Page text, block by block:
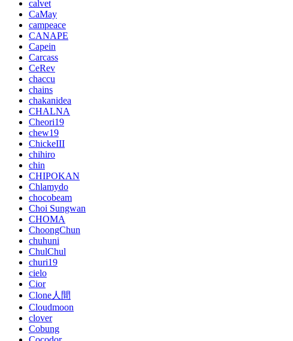
calvet
CaMay
campeace
CANAPE
Capein
Carcass
CeRev
chaccu
chains
chakanidea
CHALNA
Cheori19
chew19
ChickeIII
chihiro
chin
CHIPOKAN
Chlamydo
chocobeam
Choi Sungwan
CHOMA
ChoongChun
chuhuni
ChulChul
churi19
cielo
Cior
Clone人間
Cloudmoon
clover
Cobung